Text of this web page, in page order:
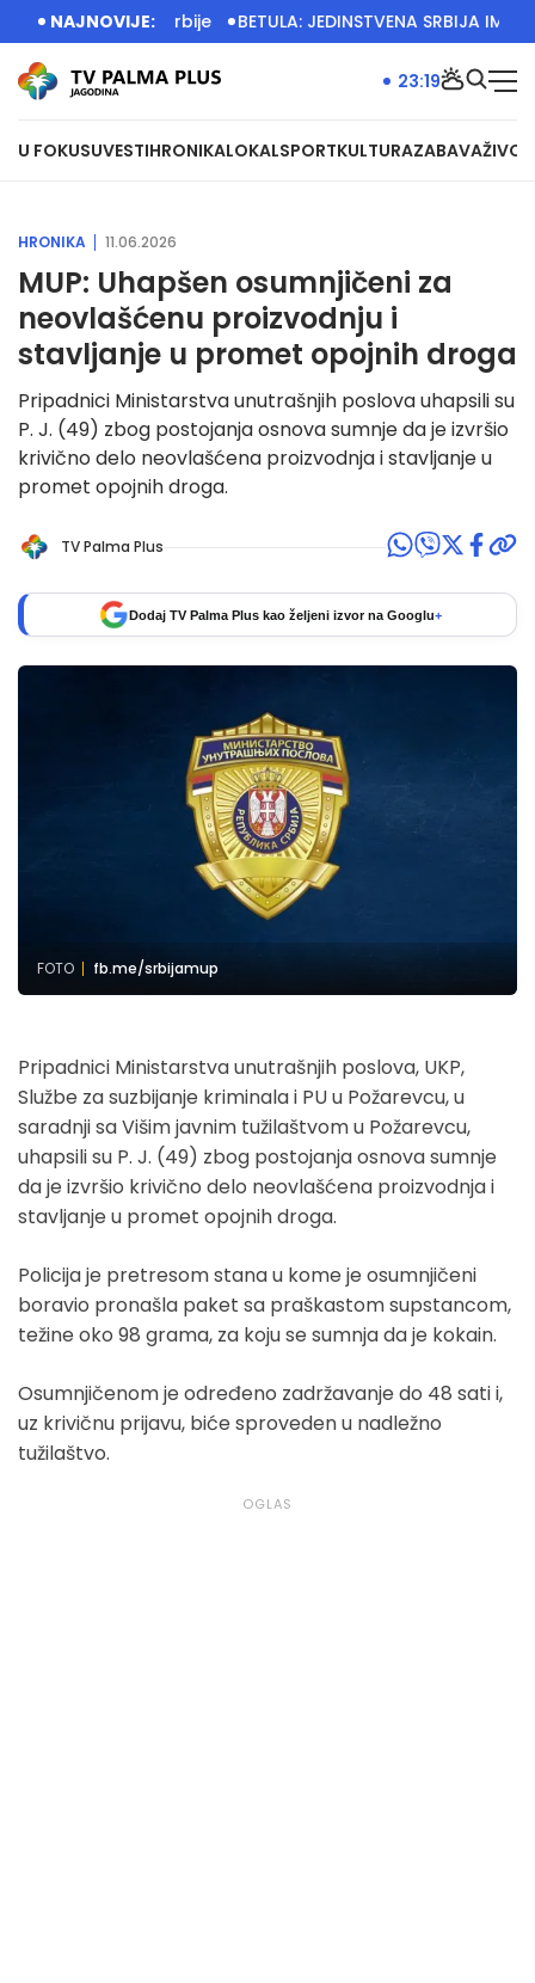
NAJNOVIJE:
privrede Srbije BETULA: JEDINSTVENA SRBIJA IMA
U FOKUSUVESTIHRONIKALOKALSPORTKULTURAZABAVAŽIVOT
23:19
HRONIKA 11.06.2026
MUP: Uhapšen osumnjičeni za
neovlašćenu proizvodnju i
stavljanje u promet opojnih droga
Pripadnici Ministarstva unutrašnjih poslova uhapsili su
P. J. (49) zbog postojanja osnova sumnje da je izvršio
krivično delo neovlašćena proizvodnja i stavljanje u
promet opojnih droga.
TV Palma Plus
Dodaj TV Palma Plus kao željeni izvor na Googlu+
FOTO fb.me/srbijamup
Pripadnici Ministarstva unutrašnjih poslova, UKP,
Službe za suzbijanje kriminala i PU u Požarevcu, u
saradnji sa Višim javnim tužilaštvom u Požarevcu,
uhapsili su P. J. (49) zbog postojanja osnova sumnje
da je izvršio krivično delo neovlašćena proizvodnja i
stavljanje u promet opojnih droga.
Policija je pretresom stana u kome je osumnjičeni
boravio pronašla paket sa praškastom supstancom,
težine oko 98 grama, za koju se sumnja da je kokain.
Osumnjičenom je određeno zadržavanje do 48 sati i,
uz krivičnu prijavu, biće sproveden u nadležno
tužilaštvo.